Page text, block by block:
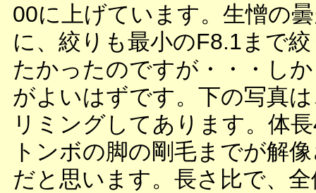
00に上げています。生憎の
に、絞りも最小のF8.1まで
たかったのですが・・・し
がよいはずです。下の写真
リミングしてあります。体
トンボの脚の剛毛までが解
だと思います。長さ比で、